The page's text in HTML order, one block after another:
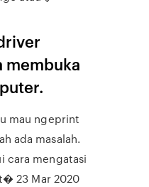
membuka
mau ngeprint
ada masalah.
cara mengatasi
23 Mar 2020